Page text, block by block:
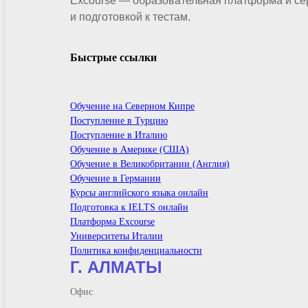
и подготовкой к тестам.
Быстрые ссылки
Обучение на Северном Кипре
Поступление в Турцию
Поступление в Италию
Обучение в Америке (США)
Обучение в Великобритании (Англия)
Обучение в Германии
Курсы английского языка онлайн
Подготовка к IELTS онлайн
Платформа Excourse
Университеты Италии
Политика конфиденциальности
Г. АЛМАТЫ
Офис